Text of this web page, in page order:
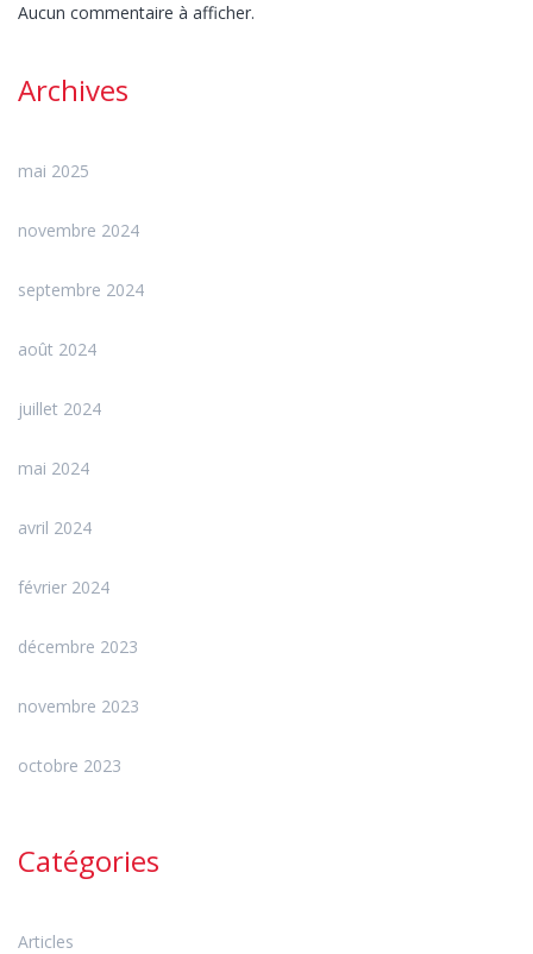
Aucun commentaire à afficher.
Archives
mai 2025
novembre 2024
septembre 2024
août 2024
juillet 2024
mai 2024
avril 2024
février 2024
décembre 2023
novembre 2023
octobre 2023
Catégories
Articles